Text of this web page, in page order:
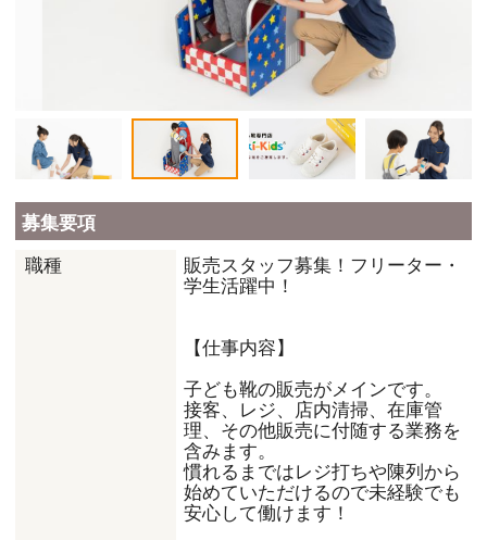
募集要項
職種
販売スタッフ募集！フリーター・
学生活躍中！
【仕事内容】
子ども靴の販売がメインです。
接客、レジ、店内清掃、在庫管
理、その他販売に付随する業務を
含みます。
慣れるまではレジ打ちや陳列から
始めていただけるので未経験でも
安心して働けます！